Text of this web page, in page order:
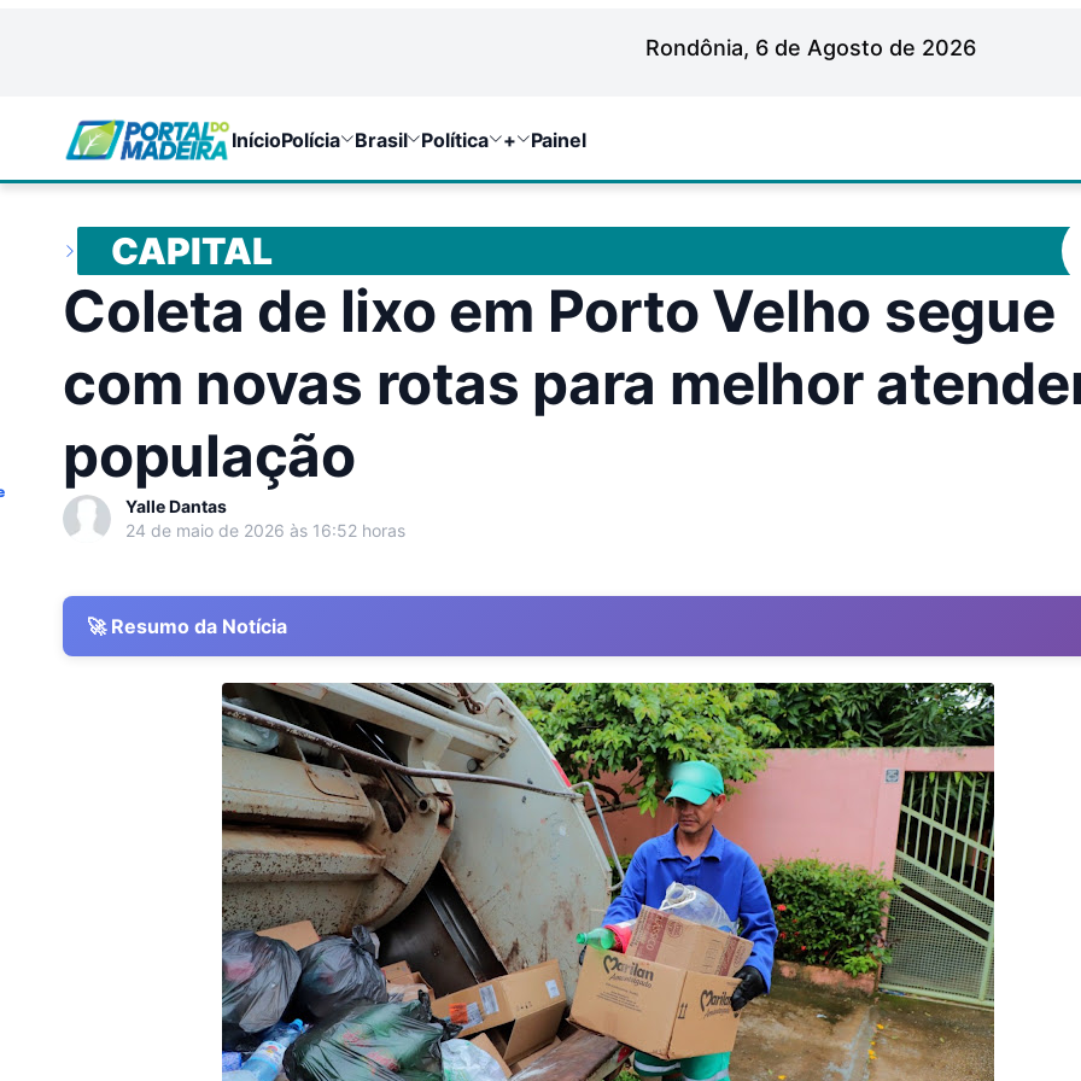
Rondônia, 6 de Agosto de 2026
InícioPolícia Brasil Política + Painel
CAPITAL
Coleta de lixo em Porto Velho segue
com novas rotas para melhor
população
Yalle Dantas
24 de maio de 2026 às 16:52 horas
🚀 Resumo da Notícia